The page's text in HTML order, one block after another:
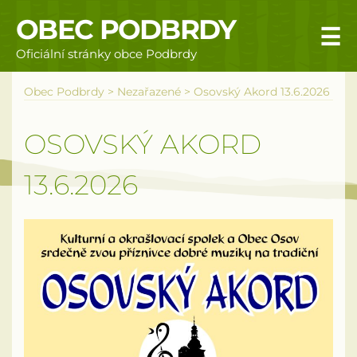
OBEC PODBRDY
Oficiální stránky obce Podbrdy
☰
Povinné informace
Rizika a nebezpečí
Úřední deska
Územní plán obce Podbrdy
Vyhlášky obce
Obec Podbrdy > Nezařazené > Osovský Akord 13.6.2026
OSOVSKÝ AKORD
13.6.2026